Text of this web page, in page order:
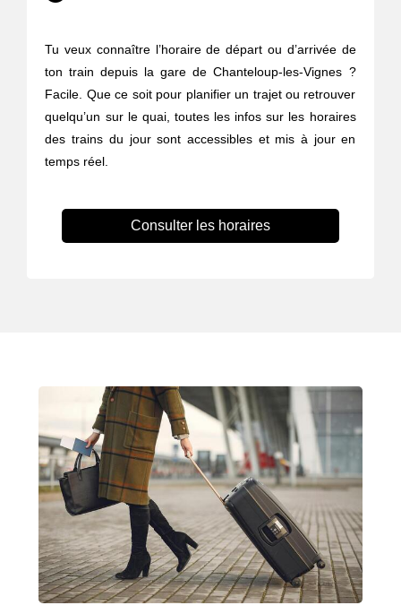
Tu veux connaître l’horaire de départ ou d’arrivée de
ton train depuis la gare de Chanteloup-les-Vignes ?
Facile. Que ce soit pour planifier un trajet ou retrouver
quelqu’un sur le quai, toutes les infos sur les horaires
des trains du jour sont accessibles et mis à jour en
temps réel.
Consulter les horaires